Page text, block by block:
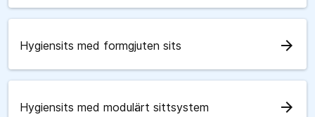
Hygiensits med formgjuten sits arrow_forward
Hygiensits med modulärt sittsystem arrow_forward